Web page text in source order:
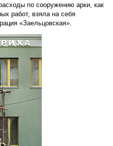
по сооружению арки, как
работ, взяла на себя
«Заельцовская».